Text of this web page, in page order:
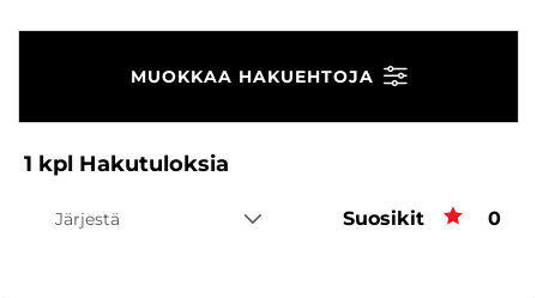
MUOKKAA HAKUEHTOJA
1 kpl Hakutuloksia
Järjestä Suosikit 0